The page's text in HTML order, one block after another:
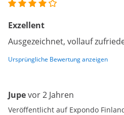
Exzellent
Ausgezeichnet, vollauf
Ursprüngliche Bewertung anzeigen
Jupevor 2 Jahren
Veröffentlicht auf Expondo